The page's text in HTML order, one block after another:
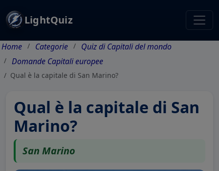
LightQuiz
Home Categorie
Quiz di Capitali del mondo
Domande Capitali europee
Qual è la capitale di San Marino?
Qual è la capitale di San
Marino?
San Marino